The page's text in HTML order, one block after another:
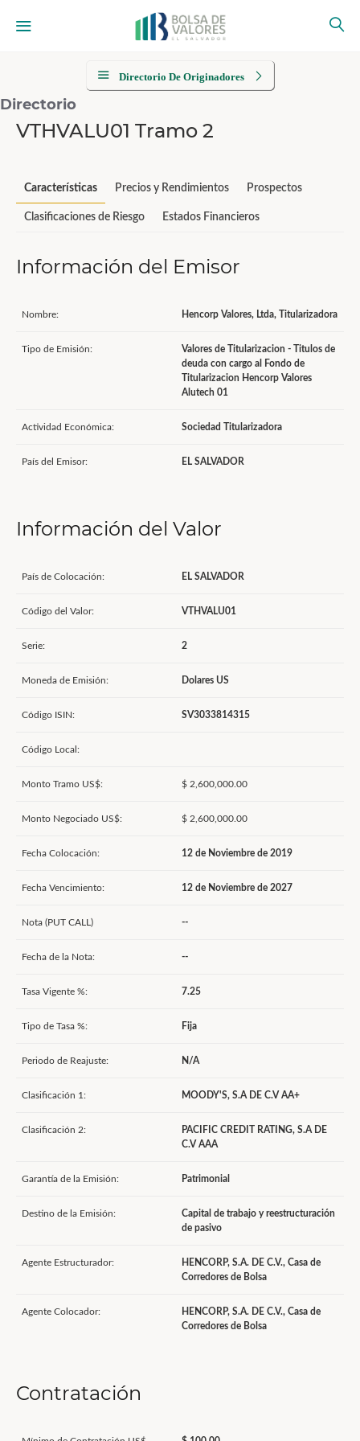
Directorio De Originadores
Directorio
VTHVALU01 Tramo 2
Características Precios y Rendimientos Prospectos
Clasificaciones de Riesgo Estados Financieros
Información del Emisor
Nombre: Hencorp Valores, Ltda, Titularizadora
Tipo de Emisión:
Valores de Titularizacion - Titulos de
deuda con cargo al Fondo de
Titularizacion Hencorp Valores
Alutech 01
Actividad Económica: Sociedad Titularizadora
País del Emisor: EL SALVADOR
Información del Valor
País de Colocación: EL SALVADOR
Código del Valor: VTHVALU01
Serie: 2
Moneda de Emisión: Dolares US
Código ISIN: SV3033814315
Código Local:
Monto Tramo US$: $ 2,600,000.00
Monto Negociado US$: $ 2,600,000.00
Fecha Colocación: 12 de Noviembre de 2019
Fecha Vencimiento: 12 de Noviembre de 2027
Nota (PUT CALL) --
Fecha de la Nota: --
Tasa Vigente %: 7.25
Tipo de Tasa %: Fija
Periodo de Reajuste: N/A
Clasificación 1: MOODY'S, S.A DE C.V AA+
Clasificación 2:
PACIFIC CREDIT RATING, S.A DE
C.V AAA
Garantía de la Emisión: Patrimonial
Destino de la Emisión:
Capital de trabajo y reestructuración
de pasivo
Agente Estructurador:
HENCORP, S.A. DE C.V., Casa de
Corredores de Bolsa
Agente Colocador:
HENCORP, S.A. DE C.V., Casa de
Corredores de Bolsa
Contratación